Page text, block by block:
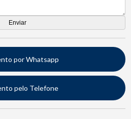
por Whatsapp
pelo Telefone